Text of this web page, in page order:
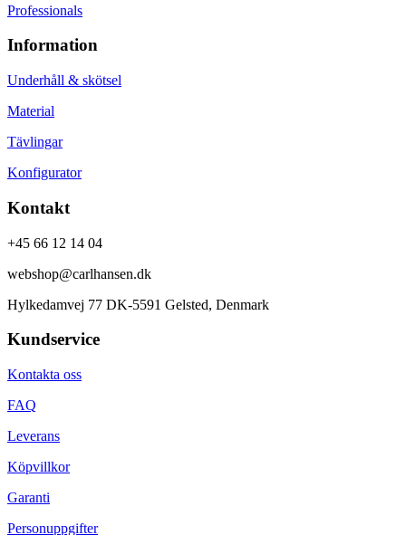
Professionals
Information
Underhåll & skötsel
Material
Tävlingar
Konfigurator
Kontakt
+45 66 12 14 04
webshop@carlhansen.dk
Hylkedamvej 77 DK-5591 Gelsted, Denmark
Kundservice
Kontakta oss
FAQ
Leverans
Köpvillkor
Garanti
Personuppgifter